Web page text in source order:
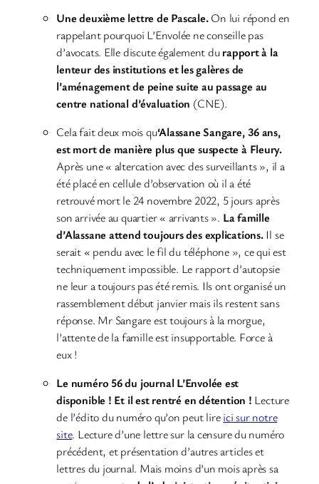
Une deuxième lettre de Pascale.On lui répond en
rappelant pourquoi L’Envolée ne conseille pas
d’avocats. Elle discute également durapport à la
lenteur des institutions et les galères de
l’aménagement de peine suite au passage au
centre national d’évaluation (CNE).
Cela fait deux mois qu‘Alassane Sangare, 36 ans,
est mort de manière plus que suspecte à Fleury.
Après une « altercation avec des surveillants », il a
été placé en cellule d’observation où il a été
retrouvé mort le 24 novembre 2022, 5 jours après
son arrivée au quartier « arrivants ». La famille
d’Alassane attend toujours des explications.Il se
serait « pendu avec le fil du téléphone », ce qui est
techniquement impossible. Le rapport d’autopsie
ne leur a toujours pas été remis. Ils ont organisé un
rassemblement début janvier mais ils restent sans
réponse. Mr Sangare est toujours à la morgue,
l’attente de la famille est insupportable. Force à
eux !
Le numéro 56 du journal L’Envolée est
disponible ! Et il est rentré en détention ! Lecture
de l’édito du numéro qu’on peut lireici sur notre
site. Lecture d’une lettre sur la censure du numéro
précédent, et présentation d’autres articles et
lettres du journal. Mais moins d’un mois après sa